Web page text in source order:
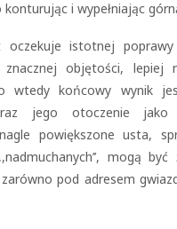
i wypełniając
oczekuje istotnej
objętości, lepiej
wtedy końcowy wynik
jego otoczenie jako
powiększone usta,
mogą być
pod adresem